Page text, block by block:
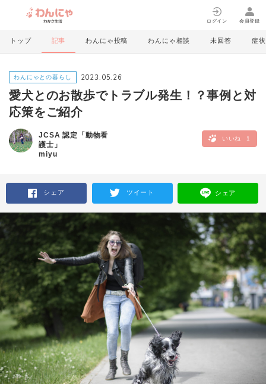
ログイン 会員登録
トップ 記事 わんにゃ投稿 わんにゃ相談 未回答 症状
わんにゃとの暮らし 2023.05.26
愛犬とのお散歩でトラブル発生！？事例と対
応策をご紹介
JCSA 認定「動物看
護士」
miyu
いいね 1
シェア ツイート シェア